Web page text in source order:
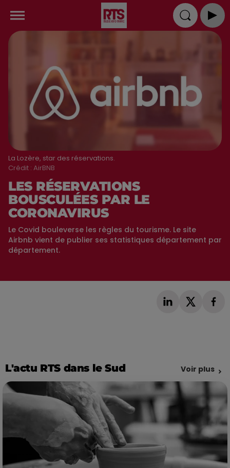
La Lozère, star des réservations.
Crédit : AirBNB
LES RÉSERVATIONS
BOUSCULÉES PAR LE
CORONAVIRUS
Le Covid bouleverse les règles du tourisme. Le site
Airbnb vient de publier ses statistiques département par
département.
L'actu RTS dans le Sud Voir plus